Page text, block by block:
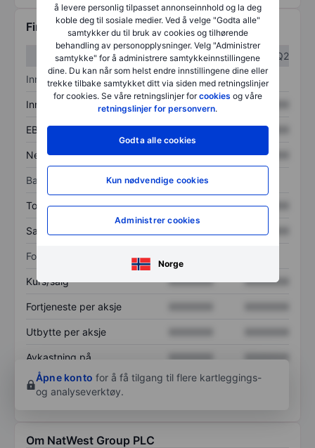
å levere personlig tilpasset annonseinnhold og la deg
koble deg til sosiale medier. Ved å velge "Godta alle"
samtykker du til bruk av cookies og tilhørende
behandling av personopplysninger. Velg "Administrer
samtykke" for å administrere samtykkeinnstillingene
dine. Du kan når som helst endre innstillingene dine eller
trekke tilbake samtykket ditt via siden med retningslinjer
for cookies. Se våre retningslinjer forcookies og våre
retningslinjer for personvern.
Godta alle cookies
Kun nødvendige cookies
Administrer cookies
Norge
Finansiell informasjon
Q1
Q2
Inntektsoversikt
Inntekter XXXXXXX
EBITDA XXXXXXX XXXXXXX
Nettoinntekt XXXXXXX XXXXXXX
Balanse
Totale eiendeler XXXXXXX XXXXXXX
Samlet gjeld XXXXXXX
Forholdstall
Kurs/salg XXXXXXX XXXXXXX
Fortjeneste per aksje
Utbytte per aksje
Avkastning på
egenkapital
XXXXXXX
XXXXXXX
Åpne konto for å få tilgang til flere kartleggings-
og analyseverktøy.
Om NatWest Group PLC